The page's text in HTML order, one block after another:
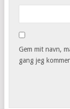
Gem mit navn,
gang jeg